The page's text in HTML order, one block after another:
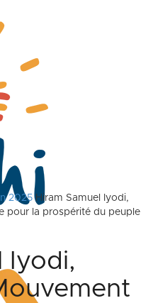
2025 Hiram Samuel Iyodi,
pour la prospérité du peuple
Iyodi,